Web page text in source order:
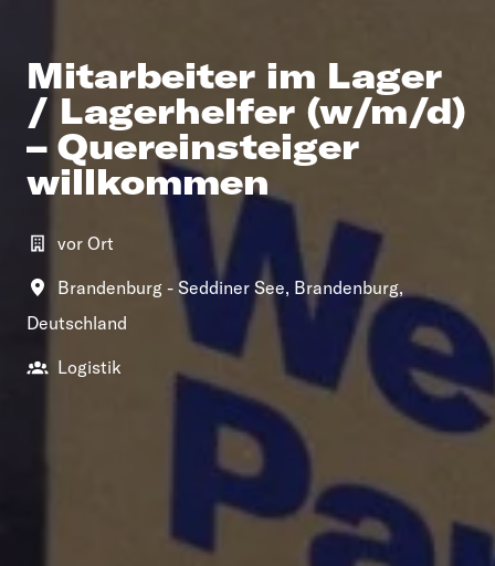
Mitarbeiter im Lager
/ Lagerhelfer (w/m/d)
– Quereinsteiger
willkommen
vor Ort
Brandenburg - Seddiner See, Brandenburg,
Deutschland
Logistik